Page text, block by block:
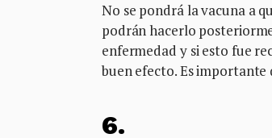
No se pondrá la vacuna a
podrán hacerlo
enfermedad y si esto fue
buen efecto. Es importante
6.